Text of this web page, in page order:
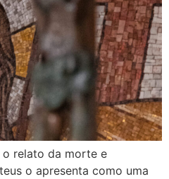
o relato da morte e
o apresenta como uma